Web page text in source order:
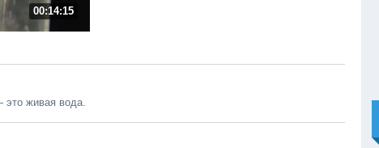
00:14:15
это живая вода.